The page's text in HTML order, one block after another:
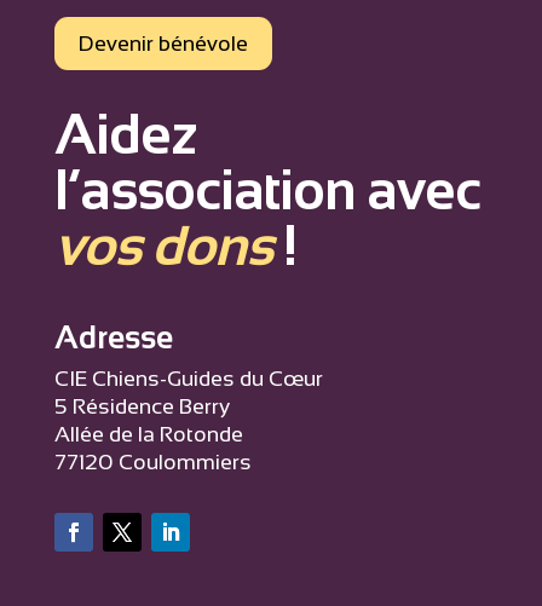
Devenir bénévole
Aidez
l’association avec
vos dons!
Adresse
CIE Chiens-Guides du Cœur
5 Résidence Berry
Allée de la Rotonde
77120 Coulommiers